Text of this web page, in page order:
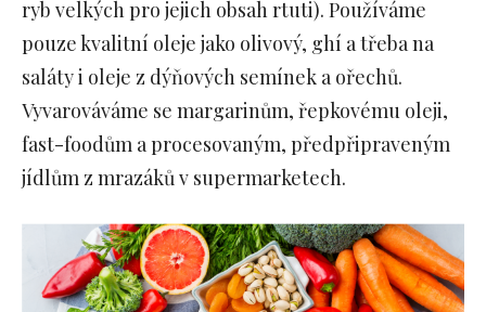
ryb velkých pro jejich obsah rtuti). Používáme
pouze kvalitní oleje jako olivový, ghí a třeba na
saláty i oleje z dýňových semínek a ořechů.
Vyvarováváme se margarinům, řepkovému oleji,
fast-foodům a procesovaným, předpřipraveným
jídlům z mrazáků v supermarketech.